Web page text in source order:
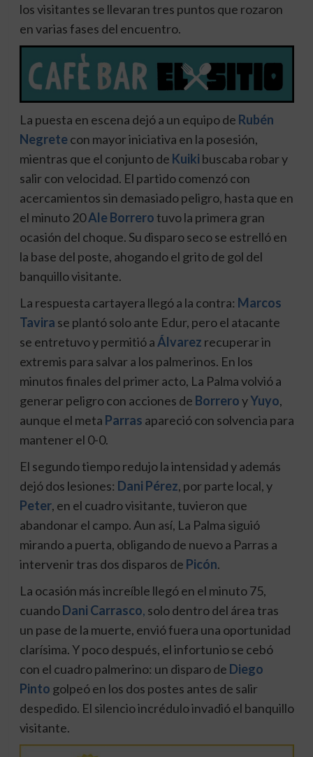
los visitantes se llevaran tres puntos que rozaron
en varias fases del encuentro.
La puesta en escena dejó a un equipo de Rubén
Negretecon mayor iniciativa en la posesión,
mientras que el conjunto de Kuiki buscaba robar y
salir con velocidad. El partido comenzó con
acercamientos sin demasiado peligro, hasta que en
el minuto 20Ale Borrero tuvo la primera gran
ocasión del choque. Su disparo seco se estrelló en
la base del poste, ahogando el grito de gol del
banquillo visitante.
La respuesta cartayera llegó a la contra: Marcos
Tavira se plantó solo ante Edur, pero el atacante
se entretuvo y permitió aÁlvarez recuperar in
extremis para salvar a los palmerinos. En los
minutos finales del primer acto, La Palma volvió a
generar peligro con acciones de BorreroyYuyo,
aunque el meta Parras apareció con solvencia para
mantener el 0-0.
El segundo tiempo redujo la intensidad y además
dejó dos lesiones: Dani Pérez, por parte local, y
Peter, en el cuadro visitante, tuvieron que
abandonar el campo. Aun así, La Palma siguió
mirando a puerta, obligando de nuevo a Parras a
intervenir tras dos disparos de Picón.
La ocasión más increíble llegó en el minuto 75,
cuandoDani Carrasco, solo dentro del área tras
un pase de la muerte, envió fuera una oportunidad
clarísima. Y poco después, el infortunio se cebó
con el cuadro palmerino: un disparo de Diego
Pinto golpeó en los dos postes antes de salir
despedido. El silencio incrédulo invadió el banquillo
visitante.